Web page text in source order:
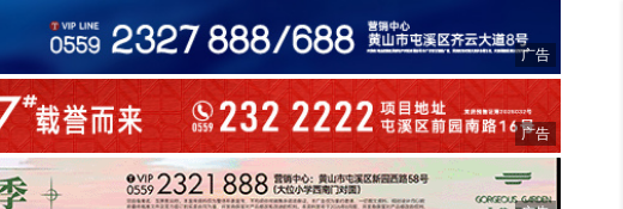
广告
广告